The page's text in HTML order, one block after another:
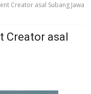
Creator asal Subang Jawa
Creator asal